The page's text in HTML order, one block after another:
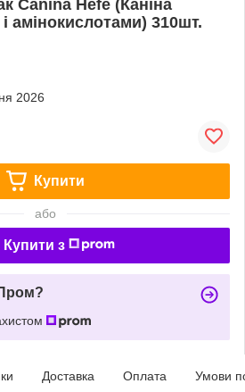
Canina Hefe (Каніна
амінокислотами) 310шт.
2026
Купити
або
Купити з
Доставка Оплата Умови